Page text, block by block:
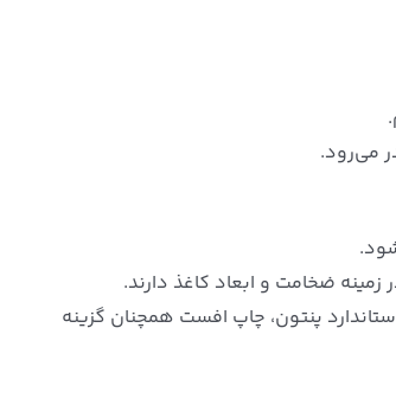
می‌رود.
ضخامت و ابعاد کاغذ دارند.
پنتون، چاپ افست همچنان گزینه